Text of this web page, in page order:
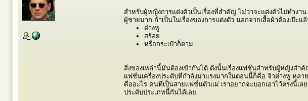
สำหรับผู้หญิงการแต่งตัวเป็นเรื่องที่สำคัญ ไม่ว่าจะแต่งตัวไปทำง
ผู้ชายมาก ถ้าเป็นในเรื่องของการแต่งตัว นอกจากเสื้อผ้าต้องเป๊ะ
ต่างหู
สร้อย
หรือกระเป๋าก็ตาม
สิ่งของเหล่านี้มันต้องเข้ากันได้ ดังนั้นเรื่องแฟชั่นสำหรับผู้หญิงสำ
แฟชั่นเครื่องประดับที่กำลังมาแรงมากในตอนนี้ก็คือ จิวต่างหู หล
คืออะไร คนที่เป็นสายแฟชั่นตัวแม่ เราอยากจะบอกเอาไว้ตรงนี้
ประดับประเภทนี้กันได้เลย